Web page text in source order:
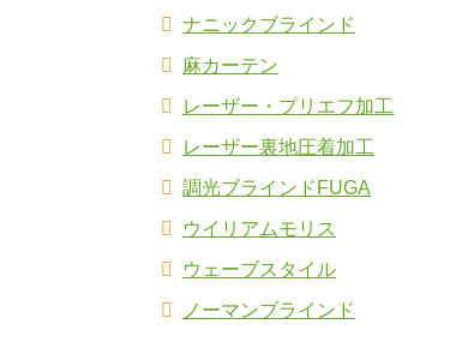
ナニックブラインド
麻カーテン
レーザー・プリエフ加工
レーザー裏地圧着加工
調光ブラインドFUGA
ウイリアムモリス
ウェーブスタイル
ノーマンブラインド